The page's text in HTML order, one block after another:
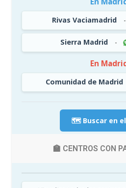
Rivas Vaciamadrid -
Sierra Madrid -
En
Comunidad de Madrid
🗺️ Buscar en
🏫 CENTROS CON